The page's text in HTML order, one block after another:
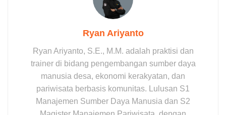
Ryan Ariyanto
Ryan Ariyanto, S.E., M.M. adalah praktisi dan
trainer di bidang pengembangan sumber daya
manusia desa, ekonomi kerakyatan, dan
pariwisata berbasis komunitas. Lulusan S1
Manajemen Sumber Daya Manusia dan S2